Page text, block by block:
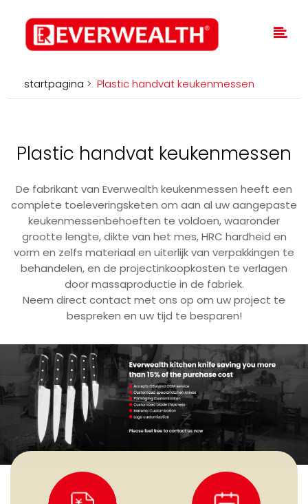
startpagina > Plastic handvat keukenmessen
Plastic handvat keukenmessen
De fabrikant van Everwealth keukenmessen heeft een
complete toeleveringsketen om aan al uw aangepaste
keukenmessenbehoeften te voldoen, waaronder
grootte lengte, dikte van het mes, HRC hardheid en
vorm en zelfs materiaal en uiterlijk van verpakkingen te
behandelen, en de projectinkoopkosten te verlagen
door massaproductie in de fabriek.
Neem direct contact met ons op om uw project te
bespreken en uw tijd te besparen!